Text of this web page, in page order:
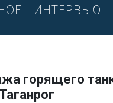
ИНТЕРВЬЮ
горящего